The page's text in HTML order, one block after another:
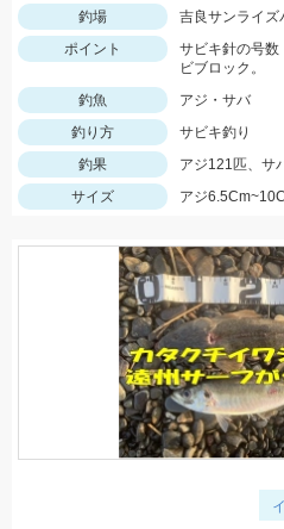
釣場
吉良サンライズ
ポイント
サビキ針の号
ビブロック。
釣魚
アジ・サバ
釣り方
サビキ釣り
釣果
アジ121匹、サ
サイズ
アジ